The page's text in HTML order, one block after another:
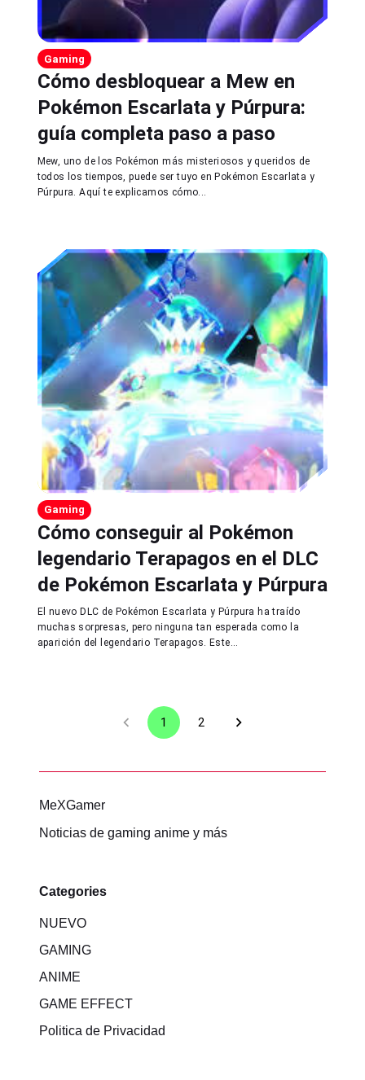
Gaming
Cómo desbloquear a Mew en
Pokémon Escarlata y Púrpura:
guía completa paso a paso
Mew, uno de los Pokémon más misteriosos y queridos de
todos los tiempos, puede ser tuyo en Pokémon Escarlata y
Púrpura. Aquí te explicamos cómo...
Gaming
Cómo conseguir al Pokémon
legendario Terapagos en el DLC
de Pokémon Escarlata y Púrpura
El nuevo DLC de Pokémon Escarlata y Púrpura ha traído
muchas sorpresas, pero ninguna tan esperada como la
aparición del legendario Terapagos. Este...
1 2
MeXGamer
Noticias de gaming anime y más
Categories
NUEVO
GAMING
ANIME
GAME EFFECT
Politica de Privacidad